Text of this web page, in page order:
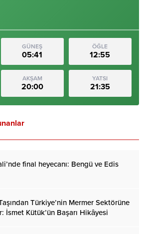
GÜNEŞ
05:41
ÖĞLE
12:55
AKŞAM
20:00
YATSI
21:35
final heyecanı: Bengü ve Edis
Türkiye’nin Mermer Sektörüne
İsmet Kütük’ün Başarı Hikâyesi